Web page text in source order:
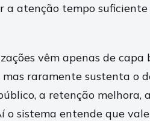
a atenção tempo
vêm apenas de capa
raramente sustenta o
a retenção melhora,
o sistema entende que